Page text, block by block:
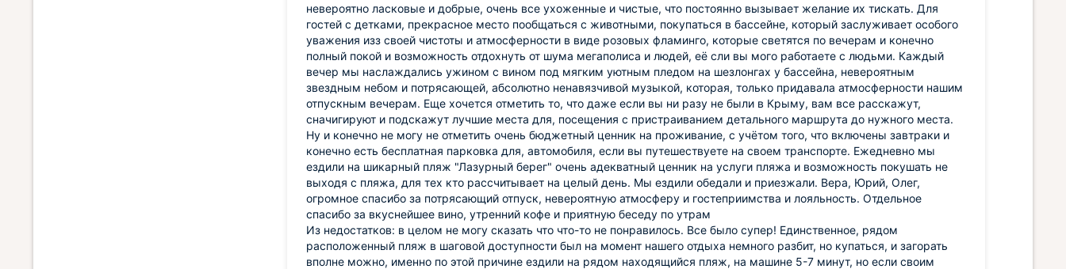
невероятно ласковые и добрые, очень все ухоженные и чистые, что постоянно вызывает желание их тискать. Для
гостей с детками, прекрасное место пообщаться с животными, покупаться в бассейне, который заслуживает особого
уважения изз своей чистоты и атмосферности в виде розовых фламинго, которые светятся по вечерам и конечно
полный покой и возможность отдохнуть от шума мегаполиса и людей, её сли вы мого работаете с людьми. Каждый
вечер мы наслаждались ужином с вином под мягким уютным пледом на шезлонгах у бассейна, невероятным
звездным небом и потрясающей, абсолютно ненавязчивой музыкой, которая, только придавала атмосферности нашим
отпускным вечерам. Еще хочется отметить то, что даже если вы ни разу не были в Крыму, вам все расскажут,
сначигируют и подскажут лучшие места для, посещения с пристраиванием детального маршрута до нужного места.
Ну и конечно не могу не отметить очень бюджетный ценник на проживание, с учётом того, что включены завтраки и
конечно есть бесплатная парковка для, автомобиля, если вы путешествуете на своем транспорте. Ежедневно мы
ездили на шикарный пляж "Лазурный берег" очень адекватный ценник на услуги пляжа и возможность покушать не
выходя с пляжа, для тех кто рассчитывает на целый день. Мы ездили обедали и приезжали. Вера, Юрий, Олег,
огромное спасибо за потрясающий отпуск, невероятную атмосферу и гостеприимства и лояльность. Отдельное
спасибо за вкуснейшее вино, утренний кофе и приятную беседу по утрам
Из недостатков: в целом не могу сказать что что-то не понравилось. Все было супер! Единственное, рядом
расположенный пляж в шаговой доступности был на момент нашего отдыха немного разбит, но купаться, и загорать
вполне можно, именно по этой причине ездили на рядом находящийся пляж, на машине 5-7 минут, но если своим